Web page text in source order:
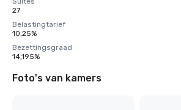
27
Belastingtarief
10,25%
Bezettingsgraad
14,195%
Foto's van kamers